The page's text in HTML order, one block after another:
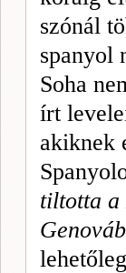
szónál
spanyol
Soha
írt
akik­nek
tiltotta a